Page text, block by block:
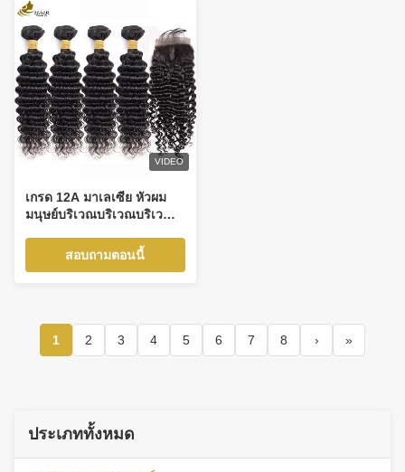
VIDEO
เกรด 12A มาเลเซีย หัวผม
มนุษย์บริเวณบริเวณบริเวณ
สอบถามตอนนี้
1 2 3 4 5 6 7 8 › »
ประเภททั้งหมด